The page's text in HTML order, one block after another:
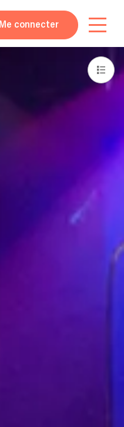
Me connecter